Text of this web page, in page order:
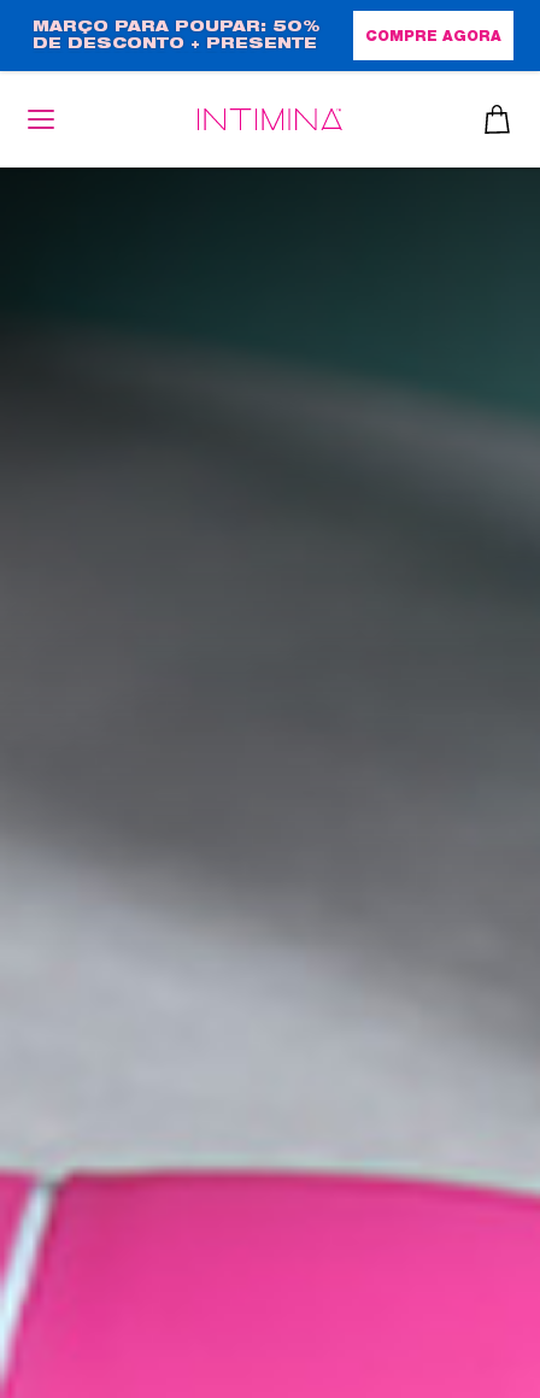
para
o
conteúdo
principal
MARÇO PARA POUPAR: 50%
DE DESCONTO + PRESENTE
COMPRE AGORA